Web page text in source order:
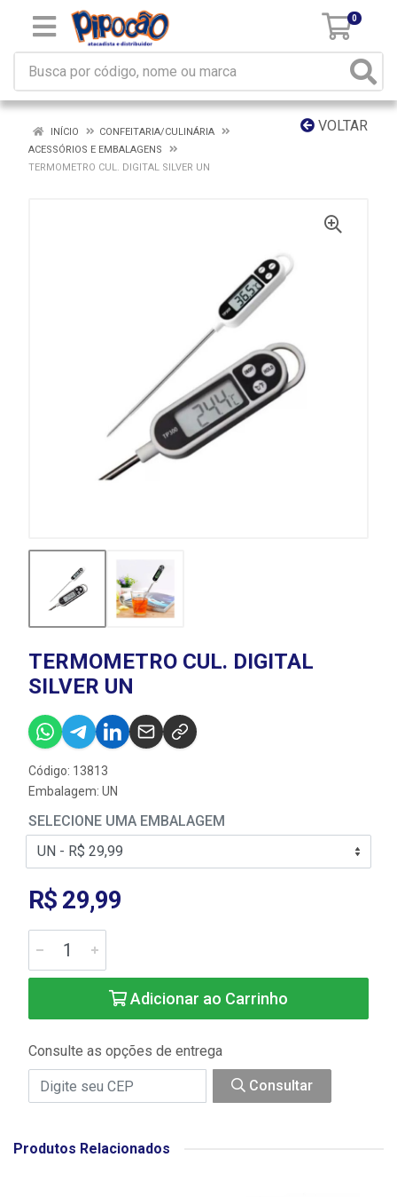
0
VOLTAR
INÍCIO
CONFEITARIA/CULINÁRIA
ACESSÓRIOS E EMBALAGENS
TERMOMETRO CUL. DIGITAL SILVER UN
TERMOMETRO CUL. DIGITAL
SILVER UN
Código: 13813
Embalagem: UN
SELECIONE UMA EMBALAGEM
R$ 29,99
Adicionar ao Carrinho
Consulte as opções de entrega
Consultar
Produtos Relacionados